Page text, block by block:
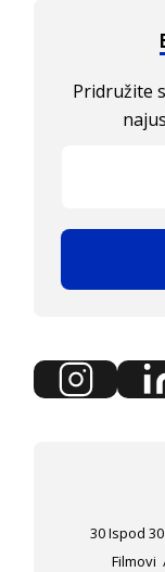
Pridružite
30 Ispod 30
Filmovi